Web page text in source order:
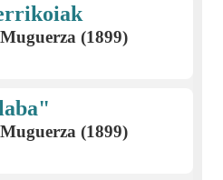
(1899)
(1899)